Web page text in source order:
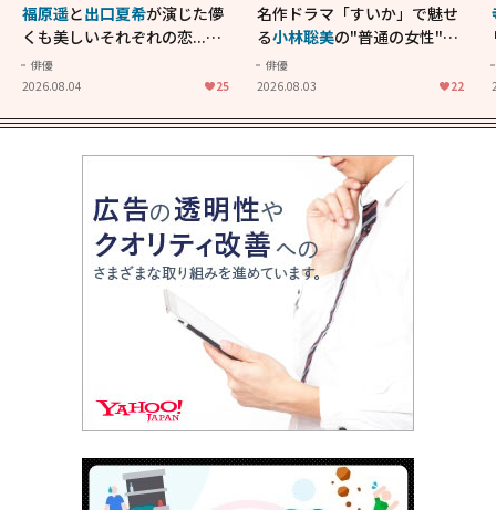
福原遥と出口夏希が演じた儚
くも美しいそれぞれの恋...生
きることの尊さを教えてくれ
た映画「あの花が咲く丘で、
俳優
2026.08.04
25
名作ドラマ「すいか」で魅せ
る小林聡美の"普通の女性"が
大人に刺さる...映画「かもめ
食堂」にも通じる静かな芝居
俳優
2026.08.03
22